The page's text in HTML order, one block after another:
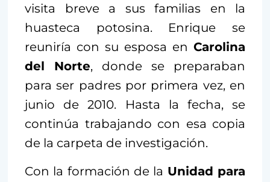
visita breve a sus familias en la
huasteca potosina. Enrique se
reuniría con su esposa en Carolina
del Norte, donde se preparaban
para ser padres por primera vez, en
junio de 2010. Hasta la fecha, se
continúa trabajando con esa copia
de la carpeta de investigación.
Con la formación de la Unidad para